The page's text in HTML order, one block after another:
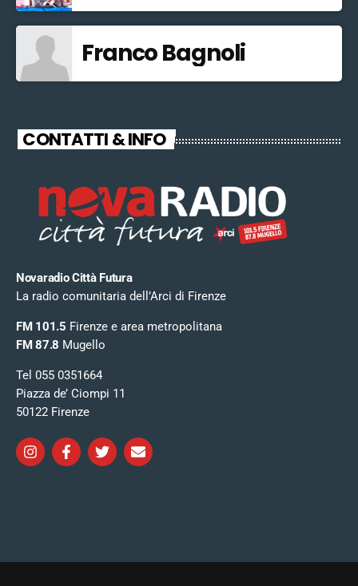
Franco Bagnoli
CONTATTI & INFO
Novaradio Città Futura
La radio comunitaria dell’Arci di Firenze
FM 101.5 Firenze e area metropolitana
FM 87.8 Mugello
Tel 055 0351664
Piazza de’ Ciompi 11
50122 Firenze